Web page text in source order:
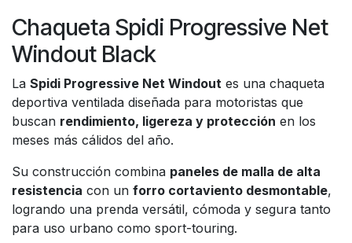
Chaqueta Spidi Progressive Net
Windout Black
La Spidi Progressive Net Windout es una chaqueta
deportiva ventilada diseñada para motoristas que
buscan rendimiento, ligereza y protección en los
meses más cálidos del año.
Su construcción combina paneles de malla de alta
resistencia con un forro cortaviento desmontable,
logrando una prenda versátil, cómoda y segura tanto
para uso urbano como sport-touring.